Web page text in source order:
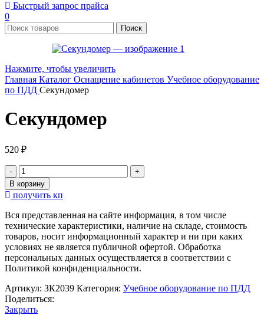
Быстрый запрос прайса
0
Поиск
Нажмите, чтобы увеличить
Главная Каталог Оснащение кабинетов Учебное оборудование
по ПДД Секундомер
Секундомер
520 ₽
Количество
товара
Секундомер
В корзину
получить кп
Вся представленная на сайте информация, в том числе
технические характеристики, наличие на складе, стоимость
товаров, носит информационный характер и ни при каких
условиях не является публичной офертой. Обработка
персональных данных осуществляется в соответствии с
Политикой конфиденциальности.
Артикул: ЗК2039 Категория: Учебное оборудование по ПДД
Поделиться:
Закрыть